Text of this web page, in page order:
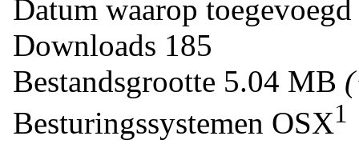
Datum waarop toegevoegd
Downloads 185
Bestandsgrootte 5.04 MB
Besturingssystemen OSX1